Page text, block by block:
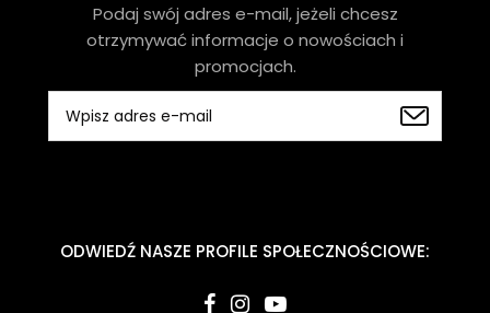
Podaj swój adres e-mail, jeżeli chcesz
otrzymywać informacje o nowościach i
promocjach.
ODWIEDŹ NASZE PROFILE SPOŁECZNOŚCIOWE: